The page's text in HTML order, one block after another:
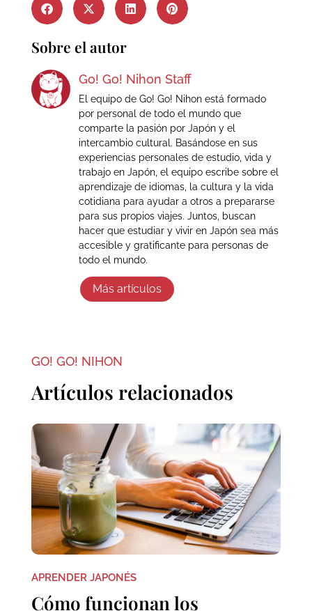
Sobre el autor
Go! Go! Nihon Staff
El equipo de Go! Go! Nihon está formado
por personal de todo el mundo que
comparte la pasión por Japón y el
intercambio cultural. Basándose en sus
experiencias personales de estudio, vida y
trabajo en Japón, el equipo escribe sobre el
aprendizaje de idiomas, la cultura y la vida
cotidiana para ayudar a otros a prepararse
para sus propios viajes. Juntos, buscan
hacer que estudiar y vivir en Japón sea más
accesible y gratificante para personas de
todo el mundo.
Más artículos
GO! GO! NIHON
Artículos relacionados
APRENDER JAPONÉS
Cómo funcionan los